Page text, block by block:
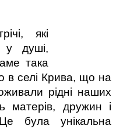
які
у душі,
така
в селі Крива, що на
рідні наших
матерів, дружин і
була унікальна